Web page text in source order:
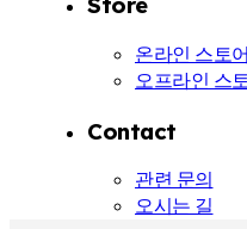
온라인 스토어
오프라인 스
Contact
관련 문의
오시는 길